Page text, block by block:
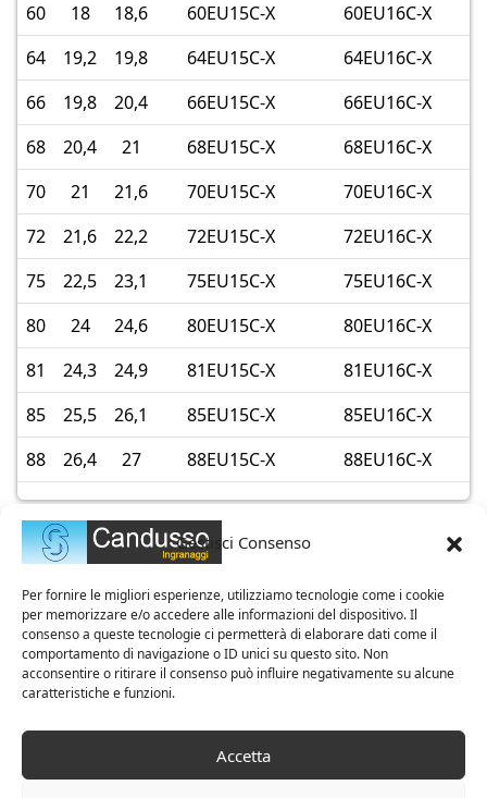
Gestisci Consenso
Per fornire le migliori esperienze, utilizziamo tecnologie come i cookie
per memorizzare e/o accedere alle informazioni del dispositivo. Il
consenso a queste tecnologie ci permetterà di elaborare dati come il
comportamento di navigazione o ID unici su questo sito. Non
acconsentire o ritirare il consenso può influire negativamente su alcune
caratteristiche e funzioni.
Accetta
60
18 18,6 60EU15C-X
60EU16C-X
64
19,2 19,8 64EU15C-X
64EU16C-X
66
19,8 20,4 66EU15C-X
66EU16C-X
68
20,4 21 68EU15C-X
68EU16C-X
70
21 21,6 70EU15C-X
70EU16C-X
72
21,6 22,2 72EU15C-X
72EU16C-X
75
22,5 23,1 75EU15C-X
75EU16C-X
80
24 24,6 80EU15C-X
80EU16C-X
81
24,3 24,9 81EU15C-X
81EU16C-X
85
25,5 26,1 85EU15C-X
85EU16C-X
88
26,4 27 88EU15C-X 88EU16C-X